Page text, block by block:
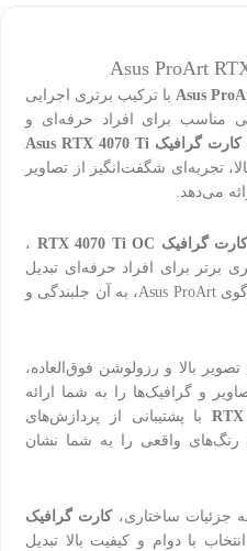
با ترکیب برتری اجرایی
مناسب برای افراد حرفه‌ای و
کارت گرافیک Asus RTX 4070 Ti
تجربه‌ای شگفت‌انگیز از تصاویر
می‌دهد.
کارت گرافیک RTX 4070 Ti OC
،
برتر برای افراد حرفه‌ای تبدیل
می‌کند. طراحی شیک و مدرن با لوگوی Asus ProArt، به آن جلبندگی و
تصویر بالا و رزولوشن فوق‌العاده،
و گرافیک‌ها را به شما ارائه
با پشتیبانی از پردازش‌های
و رنگ‌های واقعی را به شما نشان
جزئیات ساختاری، کارت گرافیک
با دوام و کیفیت بالا تبدیل